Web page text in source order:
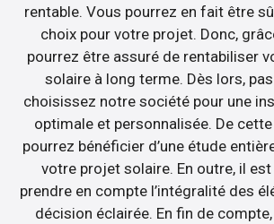
rentable. Vous pourrez en fait être
choix pour votre projet. Donc,
pourrez être assuré de rentabiliser
solaire à long terme. Dès lors,
choisissez notre société pour une
optimale et personnalisée. De
pourrez bénéficier d’une étude
votre projet solaire. En outre, il
prendre en compte l’intégralité des
décision éclairée. En fin de